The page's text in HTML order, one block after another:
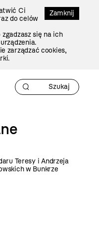
Zamknij
Ci
do celów
się na ich
zarządzać cookies,
Teresy i Andrzeja
w Bunkrze